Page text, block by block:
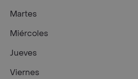
Martes
Miércoles
Jueves
Viernes